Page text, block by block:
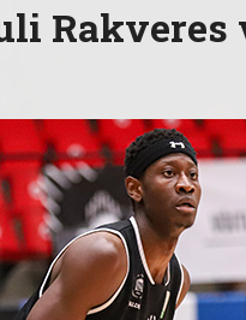
Rakveres